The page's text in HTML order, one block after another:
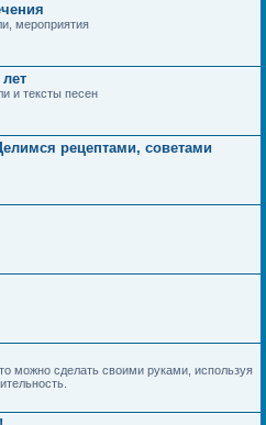
мероприятия
и тексты песен
рецептами, советами
можно сделать своими руками, используя